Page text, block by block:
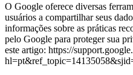
O Google oferece diversas
usuários a compartilhar seus
informações sobre as práticas
pelo Google para proteger sua
este artigo: https://